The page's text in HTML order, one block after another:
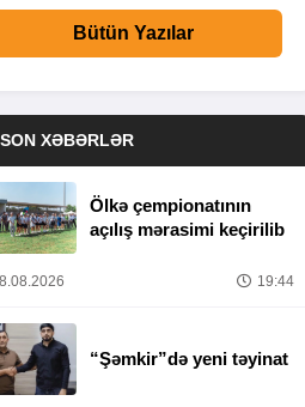
Bütün Yazılar
SON XƏBƏRLƏR
Ölkə çempionatının
açılış mərasimi keçirilib
19:44
“Şəmkir”də yeni təyinat